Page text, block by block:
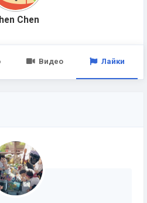
Chen
Видео Лайки